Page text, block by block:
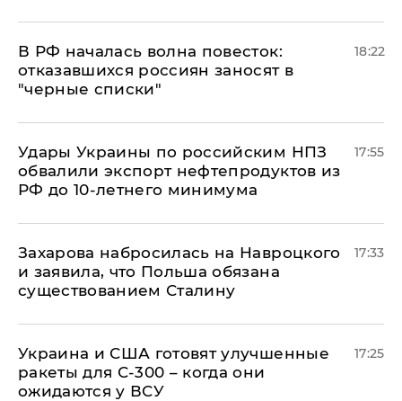
​В РФ началась волна повесток:
отказавшихся россиян заносят в
"черные списки"
18:22
Удары Украины по российским НПЗ
обвалили экспорт нефтепродуктов из
РФ до 10-летнего минимума
17:55
​Захарова набросилась на Навроцкого
и заявила, что Польша обязана
существованием Сталину
17:33
Украина и США готовят улучшенные
ракеты для С-300 – когда они
ожидаются у ВСУ
17:25